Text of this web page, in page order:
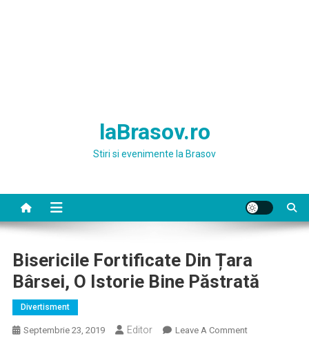
laBrasov.ro
Stiri si evenimente la Brasov
Bisericile Fortificate Din Țara
Bârsei, O Istorie Bine Păstrată
Divertisment
Septembrie 23, 2019 Editor Leave A CommentOn